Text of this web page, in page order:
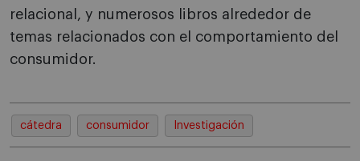
relacional, y numerosos libros alrededor de
temas relacionados con el comportamiento del
consumidor.
cátedra consumidor Investigación